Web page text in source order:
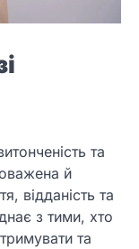
та
й
відданість та
з тими, хто
та